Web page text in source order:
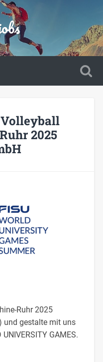
2025
Ruhr 2025
und gestalte mit uns
GAMES.